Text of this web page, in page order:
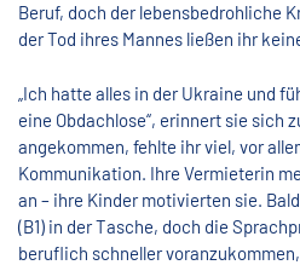
Beruf, doch der lebensbedrohliche
der Tod ihres Mannes ließen ihr
„Ich hatte alles in der Ukraine und
eine Obdachlose“, erinnert sie sich
angekommen, fehlte ihr viel, vor
Kommunikation. Ihre Vermieterin
an – ihre Kinder motivierten sie.
(B1) in der Tasche, doch die
beruflich schneller